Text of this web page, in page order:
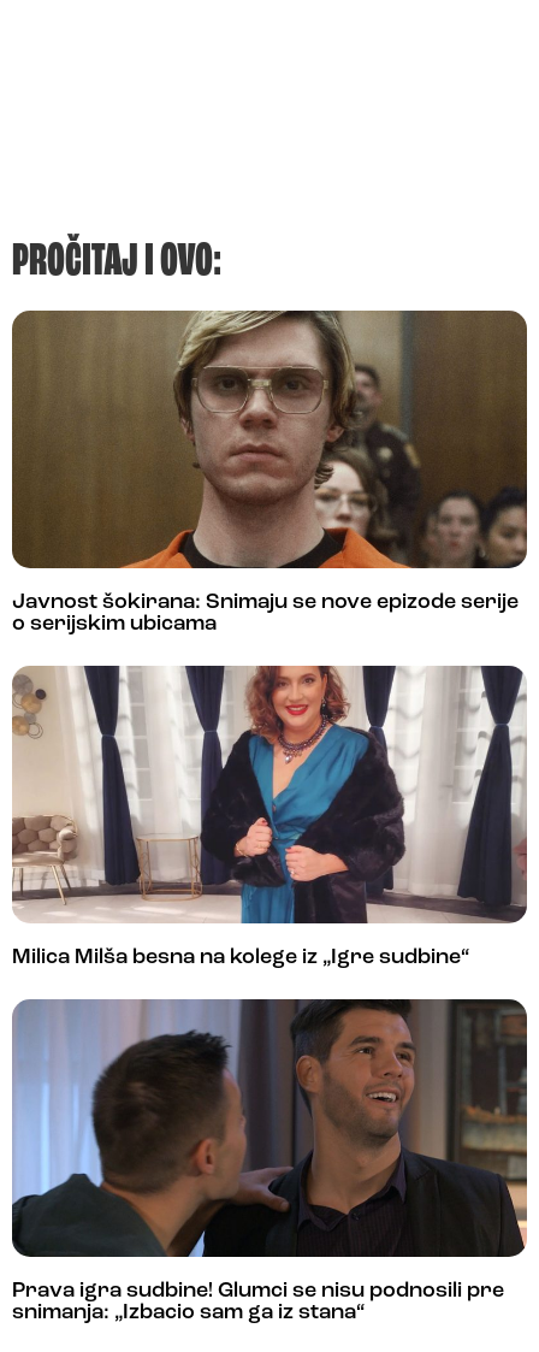
PROČITAJ I OVO:
Javnost šokirana: Snimaju se nove epizode serije
o serijskim ubicama
Milica Milša besna na kolege iz „Igre sudbine“
Prava igra sudbine! Glumci se nisu podnosili pre
snimanja: „Izbacio sam ga iz stana“